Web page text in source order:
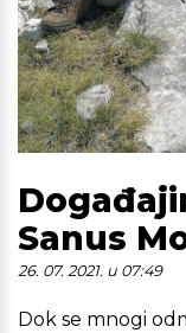
Sanus
26. 07. 2021. u 07:49
Dok se mnogi